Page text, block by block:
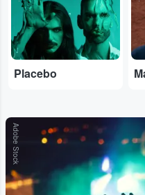
Placebo
Adobe Stock